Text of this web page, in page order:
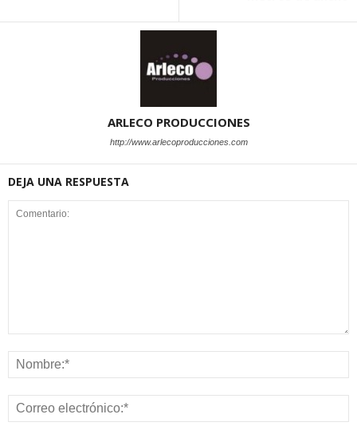
ARLECO PRODUCCIONES
http://www.arlecoproducciones.com
DEJA UNA RESPUESTA